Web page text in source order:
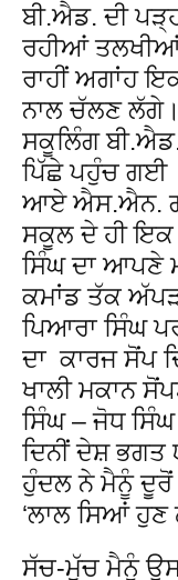
ਬੀ.ਐਡ. ਦੀ
ਰਹੀਆਂ ਤਲਖੀਆਂ
ਰਾਹੀਂ ਅਗਾਂਹ
ਨਾਲ ਚੱਲਣ
ਸਕੂਲਿੰਗ
ਪਿੱਛੇ ਪਹੁੰਚ ਗਈ
ਆਏ ਐਸ.ਐਨ.
ਸਕੂਲ ਦੇ ਹੀ ਇਕ
ਸਿੰਘ ਦਾ ਆਪਣੇ
ਕਮਾਂਡ ਤੱਕ
ਪਿਆਰਾ ਸਿੰਘ
ਦਾ ਕਾਰਜ ਸੋਂਪ
ਖਾਲੀ ਮਕਾਨ
ਸਿੰਘ – ਜੋਧ
ਦਿਨੀਂ ਦੇਸ਼ ਭਗਤ
ਹੁੰਦਲ ਨੇ ਮੈਨੂੰ ਦੂਰੋਂ
‘ਲਾਲ ਸਿਆਂ ਹੁਣ
ਸੱਚ-ਮੁੱਚ ਮੈਨੂੰ ਉਸ